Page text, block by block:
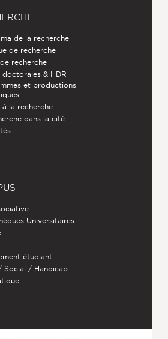
de la recherche
de recherche
recherche
doctorales & HDR
et productions
à la recherche
dans la cité
Universitaires
étudiant
Social / Handicap